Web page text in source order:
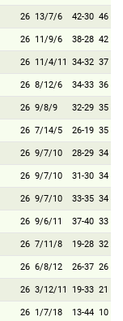
26 13/7/6 42-30 46
26 11/9/6 38-28 42
26 11/4/11 34-32 37
26 8/12/6 34-33 36
26 9/8/9 32-29 35
26 7/14/5 26-19 35
26 9/7/10 28-29 34
26 9/7/10 31-30 34
26 9/7/10 33-35 34
26 9/6/11 37-40 33
26 7/11/8 19-28 32
26 6/8/12 26-37 26
26 3/12/11 19-33 21
26 1/7/18 13-44 10